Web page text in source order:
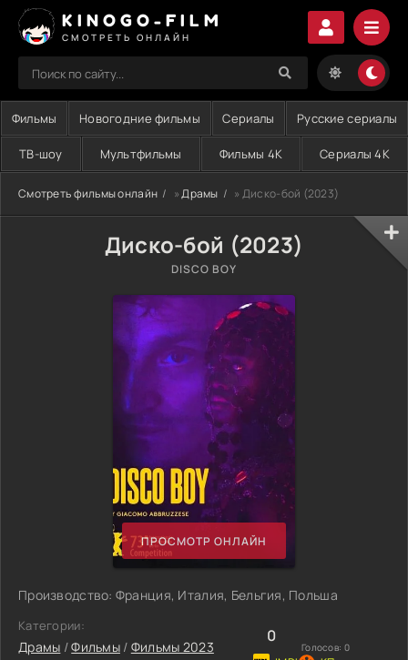
KINOGO-FILM
СМОТРЕТЬ ОНЛАЙН
Фильмы Новогодние фильмы Сериалы Русские сериалы
ТВ-шоу Мультфильмы Фильмы 4K Сериалы 4K
Смотреть фильмы онлайн »Драмы » Диско-бой (2023)
Диско-бой (2023)
DISCO BOY
ПРОСМОТР ОНЛАЙН
Производство: Франция, Италия, Бельгия, Польша
Категории:
Драмы /Фильмы/ Фильмы 2023
0
Голосов: 0